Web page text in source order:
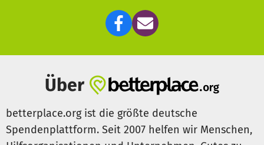
Da es sich um ein gemeinnützigen Verein handelt, wird
Über
betterplace.org ist die größte deutsche
Spendenplattform. Seit 2007 helfen wir Menschen,